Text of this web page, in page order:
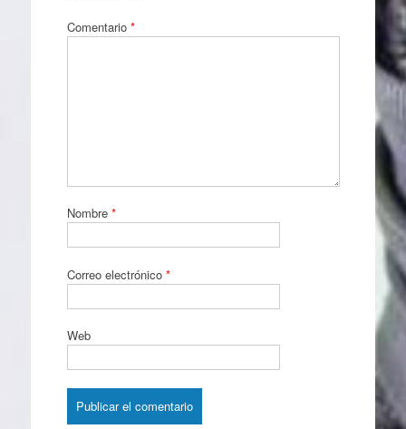
Comentario *
Nombre *
Correo electrónico *
Web